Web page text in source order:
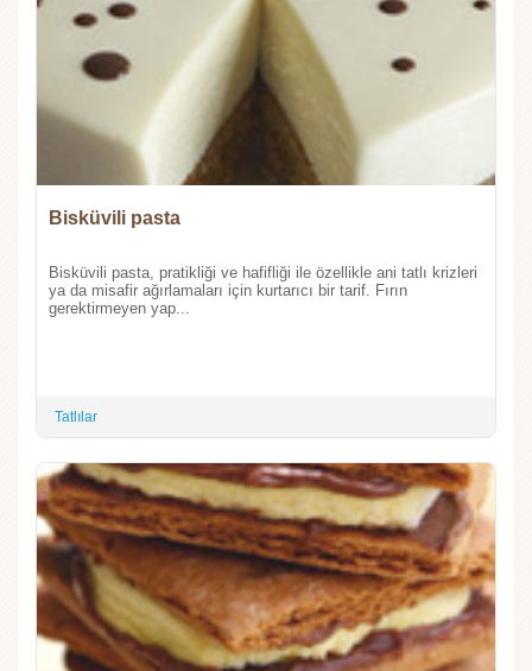
Bisküvili pasta
Bisküvili pasta, pratikliği ve hafifliği ile özellikle ani tatlı krizleri
ya da misafir ağırlamaları için kurtarıcı bir tarif. Fırın
gerektirmeyen yap...
Tatlılar